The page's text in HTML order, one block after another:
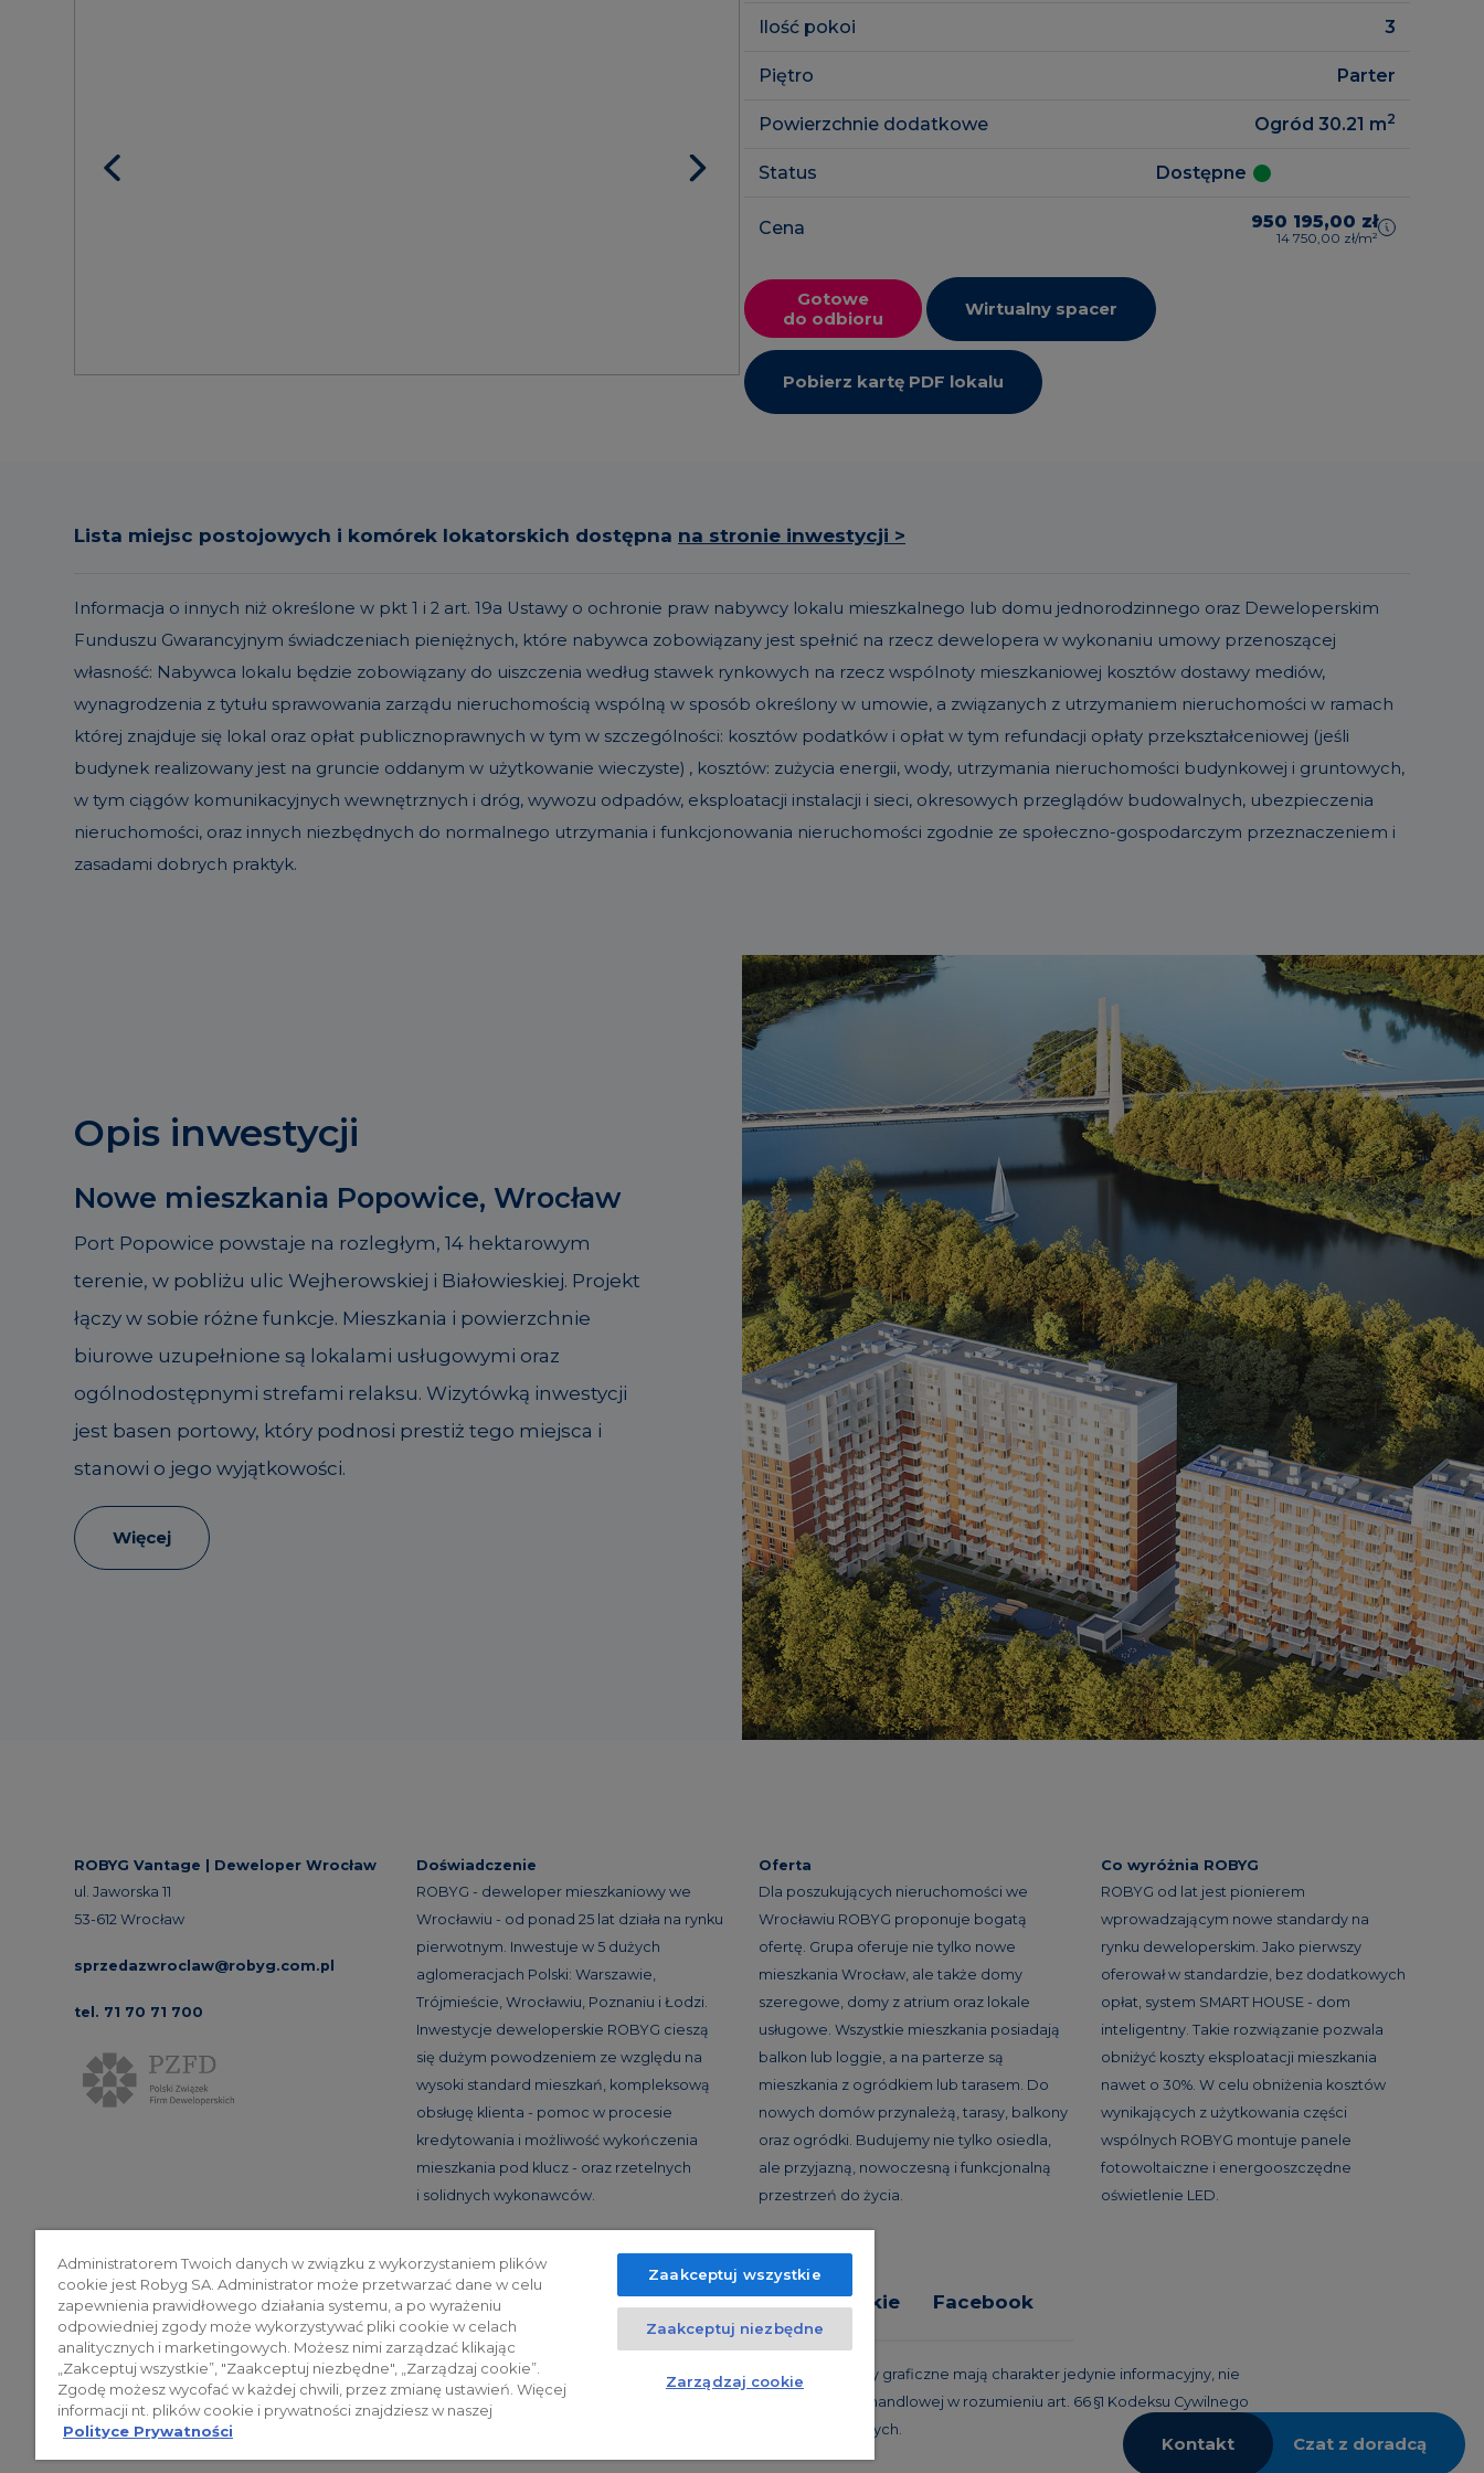
Ilość pokoi 3
Piętro Parter
Powierzchnie dodatkowe Ogród 30.21 m2
Status Dostępne
Cena 950 195,00 zł
14 750,00 zł/m²
Gotowe
do odbioru
Wirtualny spacer
Pobierz kartę PDF lokalu
Lista miejsc postojowych i komórek lokatorskich dostępna na stronie inwestycji >
Informacja o innych niż określone w pkt 1 i 2 art. 19a Ustawy o ochronie praw nabywcy lokalu mieszkalnego lub domu jednorodzinnego oraz Deweloperskim
Funduszu Gwarancyjnym świadczeniach pieniężnych, które nabywca zobowiązany jest spełnić na rzecz dewelopera w wykonaniu umowy przenoszącej
własność: Nabywca lokalu będzie zobowiązany do uiszczenia według stawek rynkowych na rzecz wspólnoty mieszkaniowej kosztów dostawy mediów,
wynagrodzenia z tytułu sprawowania zarządu nieruchomością wspólną w sposób określony w umowie, a związanych z utrzymaniem nieruchomości w ramach
której znajduje się lokal oraz opłat publicznoprawnych w tym w szczególności: kosztów podatków i opłat w tym refundacji opłaty przekształceniowej (jeśli
budynek realizowany jest na gruncie oddanym w użytkowanie wieczyste) , kosztów: zużycia energii, wody, utrzymania nieruchomości budynkowej i gruntowych,
w tym ciągów komunikacyjnych wewnętrznych i dróg, wywozu odpadów, eksploatacji instalacji i sieci, okresowych przeglądów budowalnych, ubezpieczenia
nieruchomości, oraz innych niezbędnych do normalnego utrzymania i funkcjonowania nieruchomości zgodnie ze społeczno-gospodarczym przeznaczeniem i
zasadami dobrych praktyk.
Opis inwestycji
Nowe mieszkania Popowice, Wrocław
Port Popowice powstaje na rozległym, 14 hektarowym
terenie, w pobliżu ulic Wejherowskiej i Białowieskiej. Projekt
łączy w sobie różne funkcje. Mieszkania i powierzchnie
biurowe uzupełnione są lokalami usługowymi oraz
ogólnodostępnymi strefami relaksu. Wizytówką inwestycji
jest basen portowy, który podnosi prestiż tego miejsca i
stanowi o jego wyjątkowości.
Więcej
ROBYG Vantage | Deweloper Wrocław
ul. Jaworska 11
53-612 Wrocław
sprzedazwroclaw@robyg.com.pl
tel. 71 70 71 700
Doświadczenie
ROBYG - deweloper mieszkaniowy we
Wrocławiu - od ponad 25 lat działa na rynku
pierwotnym. Inwestuje w 5 dużych
aglomeracjach Polski: Warszawie,
Trójmieście, Wrocławiu, Poznaniu i Łodzi.
Inwestycje deweloperskie ROBYG cieszą
się dużym powodzeniem ze względu na
wysoki standard mieszkań, kompleksową
obsługę klienta - pomoc w procesie
kredytowania i możliwość wykończenia
mieszkania pod klucz - oraz rzetelnych
i solidnych wykonawców.
Oferta
Dla poszukujących nieruchomości we
Wrocławiu ROBYG proponuje bogatą
ofertę. Grupa oferuje nie tylko nowe
mieszkania Wrocław, ale także domy
szeregowe, domy z atrium oraz lokale
usługowe. Wszystkie mieszkania posiadają
balkon lub loggie, a na parterze są
mieszkania z ogródkiem lub tarasem. Do
nowych domów przynależą, tarasy, balkony
oraz ogródki. Budujemy nie tylko osiedla,
ale przyjazną, nowoczesną i funkcjonalną
przestrzeń do życia.
Co wyróżnia ROBYG
ROBYG od lat jest pionierem
wprowadzającym nowe standardy na
rynku deweloperskim. Jako pierwszy
oferował w standardzie, bez dodatkowych
opłat, system SMART HOUSE - dom
inteligentny. Takie rozwiązanie pozwala
obniżyć koszty eksploatacji mieszkania
nawet o 30%. W celu obniżenia kosztów
wynikających z użytkowania części
wspólnych ROBYG montuje panele
fotowoltaiczne i energooszczędne
oświetlenie LED.
Polityka prywatności Relacje inwestorskie Facebook
© 2026 ROBYG. Wszystkie prawa zastrzeżone. Powyższa oferta i przedstawione materiały graficzne mają charakter jedynie informacyjny, nie
mogą być traktowane jako ostateczne projekty realizacyjne, nie stanowią również oferty handlowej w rozumieniu art. 66 §1 Kodeksu Cywilnego
oraz innych właściwych przepisów prawnych.
Kontakt Czat z doradcą
Administratorem Twoich danych w związku z wykorzystaniem plików
cookie jest Robyg SA. Administrator może przetwarzać dane w celu
zapewnienia prawidłowego działania systemu, a po wyrażeniu
odpowiedniej zgody może wykorzystywać pliki cookie w celach
analitycznych i marketingowych. Możesz nimi zarządzać klikając
„Zakceptuj wszystkie”, "Zaakceptuj niezbędne", „Zarządzaj cookie”.
Zgodę możesz wycofać w każdej chwili, przez zmianę ustawień. Więcej
informacji nt. plików cookie i prywatności znajdziesz w naszej
Polityce Prywatności
Zaakceptuj wszystkie
Zaakceptuj niezbędne
Zarządzaj cookie